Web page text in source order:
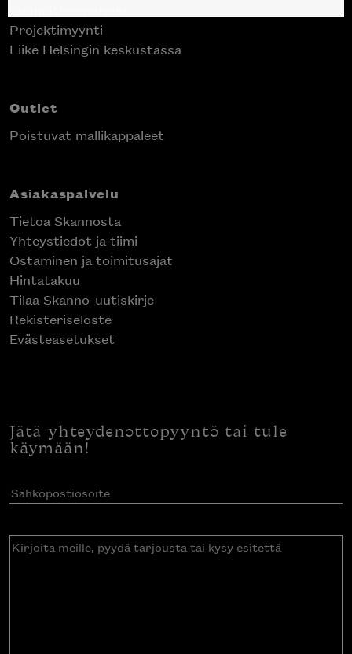
Projektimyynti
Liike Helsingin keskustassa
Outlet
Poistuvat mallikappaleet
Asiakaspalvelu
Tietoa Skannosta
Yhteystiedot ja tiimi
Ostaminen ja toimitusajat
Hintatakuu
Tilaa Skanno-uutiskirje
Rekisteriseloste
Evästeasetukset
Jätä yhteydenottopyyntö tai tule
käymään!
Sähköpostiosoite(Pakollinen)
Kirjoita